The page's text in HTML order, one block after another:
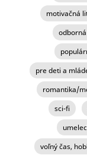
motivačná
pre deti a
romantika/
sci-fi
voľný čas,